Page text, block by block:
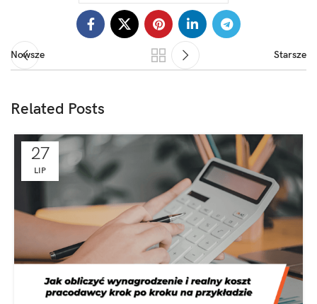
Nowsze Starsze
Related Posts
27
LIP